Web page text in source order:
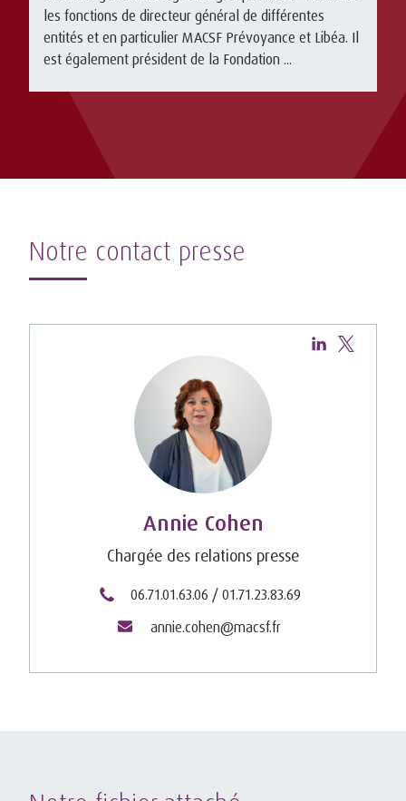
les fonctions de directeur général de différentes
entités et en particulier MACSF Prévoyance et Libéa. Il
est également président de la Fondation ...
Notre contact presse
Annie Cohen
Chargée des relations presse
06.71.01.63.06 / 01.71.23.83.69
annie.cohen@macsf.fr